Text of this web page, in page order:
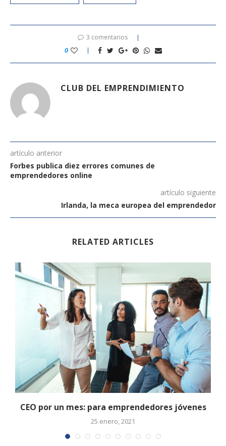
3 comentarios
0
CLUB DEL EMPRENDIMIENTO
artículo anterior
Forbes publica diez errores comunes de
emprendedores online
artículo siguiente
Irlanda, la meca europea del emprendedor
RELATED ARTICLES
CEO por un mes: para emprendedores jóvenes
25 enero, 2021